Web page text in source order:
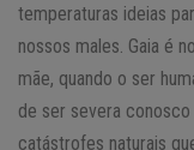
temperaturas ideias
nossos males. Gaia é
mãe, quando o ser
de ser severa
catástrofes naturais